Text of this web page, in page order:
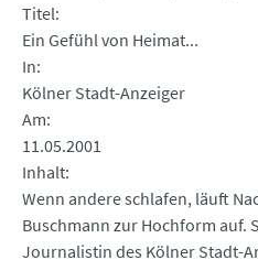
Titel
Ein Gefühl von Heimat...
In
Kölner Stadt-Anzeiger
Am
11.05.2001
Inhalt
Wenn andere schlafen, läuft
Buschmann zur Hochform auf.
Journalistin des Kölner Stadt-